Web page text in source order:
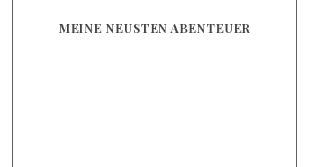
MEINE NEUSTEN ABENTEUER